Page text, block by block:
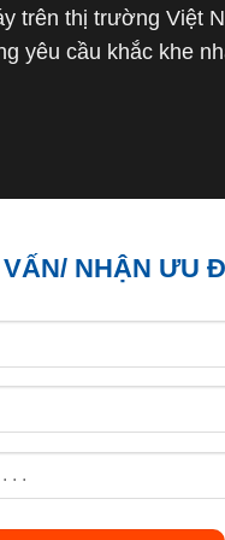
trên thị trường Việt
yêu cầu khắc khe
NHẬN ƯU